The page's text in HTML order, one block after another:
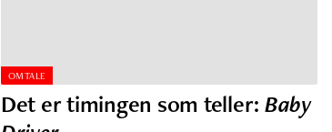
OMTALE
Det er timingen som teller: Baby